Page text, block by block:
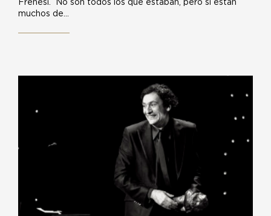
Frenesí. No son todos los que estaban, pero si están
muchos de…